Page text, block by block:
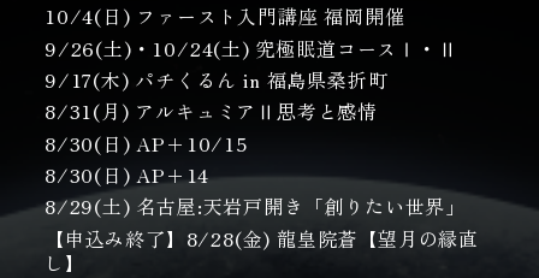
10/4(日) ファースト入門講座 福岡開催
9/26(土)・10/24(土) 究極眠道コースⅠ・Ⅱ
9/17(木) パチくるん in 福島県桑折町
8/31(月) アルキュミアⅡ思考と感情
8/30(日) AP＋10/15
8/30(日) AP＋14
8/29(土) 名古屋:天岩戸開き「創りたい世界」
【申込み終了】8/28(金) 龍皇院蒼【望月の縁直
し】